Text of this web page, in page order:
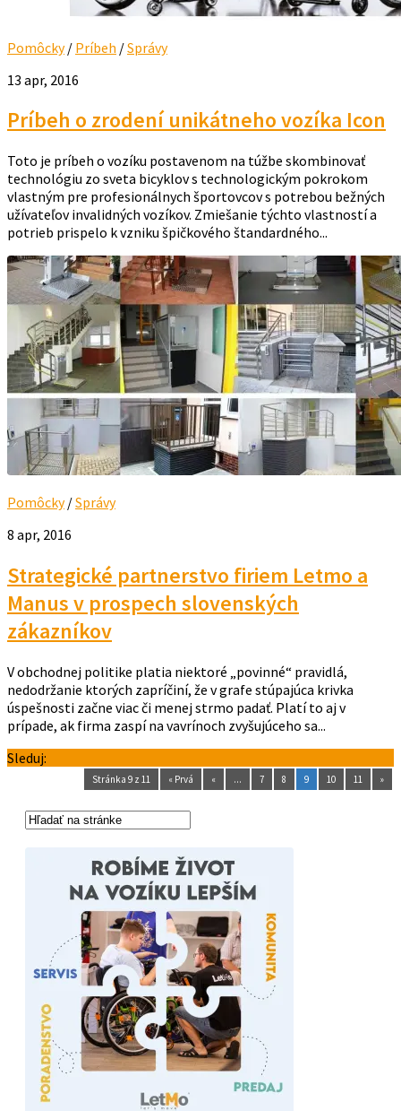
Pomôcky/ Príbeh /Správy
13 apr, 2016
Príbeh o zrodení unikátneho vozíka Icon
Toto je príbeh o vozíku postavenom na túžbe skombinovať
technológiu zo sveta bicyklov s technologickým pokrokom
vlastným pre profesionálnych športovcov s potrebou bežných
užívateľov invalidných vozíkov. Zmiešanie týchto vlastností a
potrieb prispelo k vzniku špičkového štandardného...
Pomôcky/Správy
8 apr, 2016
Strategické partnerstvo firiem Letmo a
Manus v prospech slovenských
zákazníkov
V obchodnej politike platia niektoré „povinné“ pravidlá,
nedodržanie ktorých zapríčiní, že v grafe stúpajúca krivka
úspešnosti začne viac či menej strmo padať. Platí to aj v
prípade, ak firma zaspí na vavrínoch zvyšujúceho sa...
Stránka 9 z 11 « Prvá « ... 7 8 9 10 11 »
Sleduj: